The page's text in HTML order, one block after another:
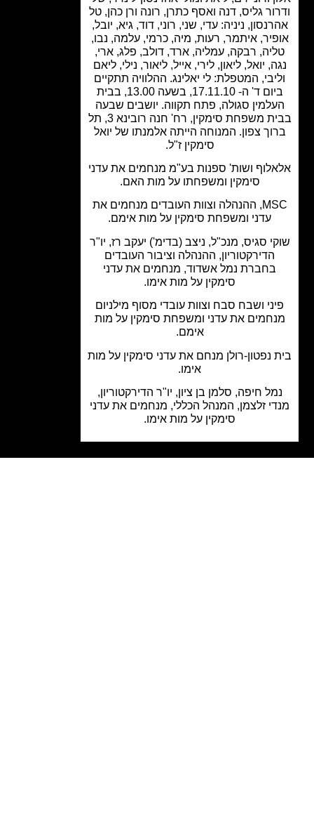
גליס, דנה ואסף כתרן, רונה ורן כהן, טל
ניניה: עדי, שני, רוני, דוד, גיא, יובל,
איתמר, רעות, מיה, כרמי, עלמה, נבו,
רבקה, עמליה, ארד, דולב, פלג, ארי,
יואל, ליאון, לירי, אייל, ליאור, נילי, ליאם
המטפלת: לי יאלינג. ההלוויה תתקיים
ביום ד' ה- 17.11.10, בשעה 13.00, בבית
סגולה, פתח תקווה. יושבים שבעה
בבית משפחת סימקין, רח' חנה רובינא 3, תל
צפון. המנוחה הייתה אלמנתו של יואל
סימקין ז"ל.
ושות' ספנות בע"מ מנחמים את עדני
סימקין ומשפחתו על מות האם.
MSC, ההנהלה וצוות העובדים מנחמים את
עדני ומשפחת סימקין על מות אימם.
סגיס, מנכ"ל, ניצב (בדימ') יעקב רז, יו"ר
הדירקטוריון, ההנהלה וציבור העובדים
בחברת נמל אשדוד, מנחמים את עדני
סימקין על מות אימו.
ושבח סבח וצוות עובדי מסוף מילניום
את עדני ומשפחת סימקין על מות
נפטון-רולן מנחם את עדני סימקין על מות
חיפה, סלמן בן ציון, יו"ר הדירקטוריון,
זלצמן, המנהל הכללי, מנחמים את עדני
סימקין על מות אימו.